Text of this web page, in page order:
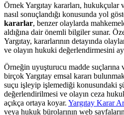
Örnek Yargıtay kararları, hukukçular
nasıl sonuçlandığı konusunda yol
kararlar, benzer olaylarda
aldığına dair önemli bilgiler sunar.
Yargıtay, kararlarının detayında
ve olayın hukuki değerlendirmesini
Örneğin uyuşturucu madde suçlarına
birçok Yargıtay emsal kararı
suçu işleyip işlemediği konusundaki
değerlendirilmesi ve olayın ceza
açıkça ortaya koyar. Yargıtay Karar
veya hukuk bürolarının web